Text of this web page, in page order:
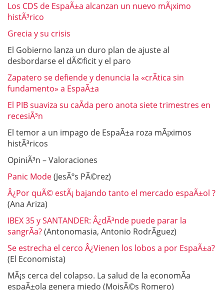
Los CDS de EspaÃ±a alcanzan un nuevo mÃ¡ximo
histÃ³rico
Grecia y su crisis
El Gobierno lanza un duro plan de ajuste al
desbordarse el dÃ©ficit y el paro
Zapatero se defiende y denuncia la «crÃ­tica sin
fundamento» a EspaÃ±a
El PIB suaviza su caÃ­da pero anota siete trimestres en
recesiÃ³n
El temor a un impago de EspaÃ±a roza mÃ¡ximos
histÃ³ricos
OpiniÃ³n – Valoraciones
Panic Mode(JesÃºs PÃ©rez)
Â¿Por quÃ© estÃ¡ bajando tanto el mercado espaÃ±ol ?
(Ana Ariza)
IBEX 35 y SANTANDER: Â¿dÃ³nde puede parar la
sangrÃ­a?(Antonomasia, Antonio RodrÃ­guez)
Se estrecha el cerco Â¿Vienen los lobos a por EspaÃ±a?
(El Economista)
MÃ¡s cerca del colapso. La salud de la economÃ­a
espaÃ±ola genera miedo (MoisÃ©s Romero)